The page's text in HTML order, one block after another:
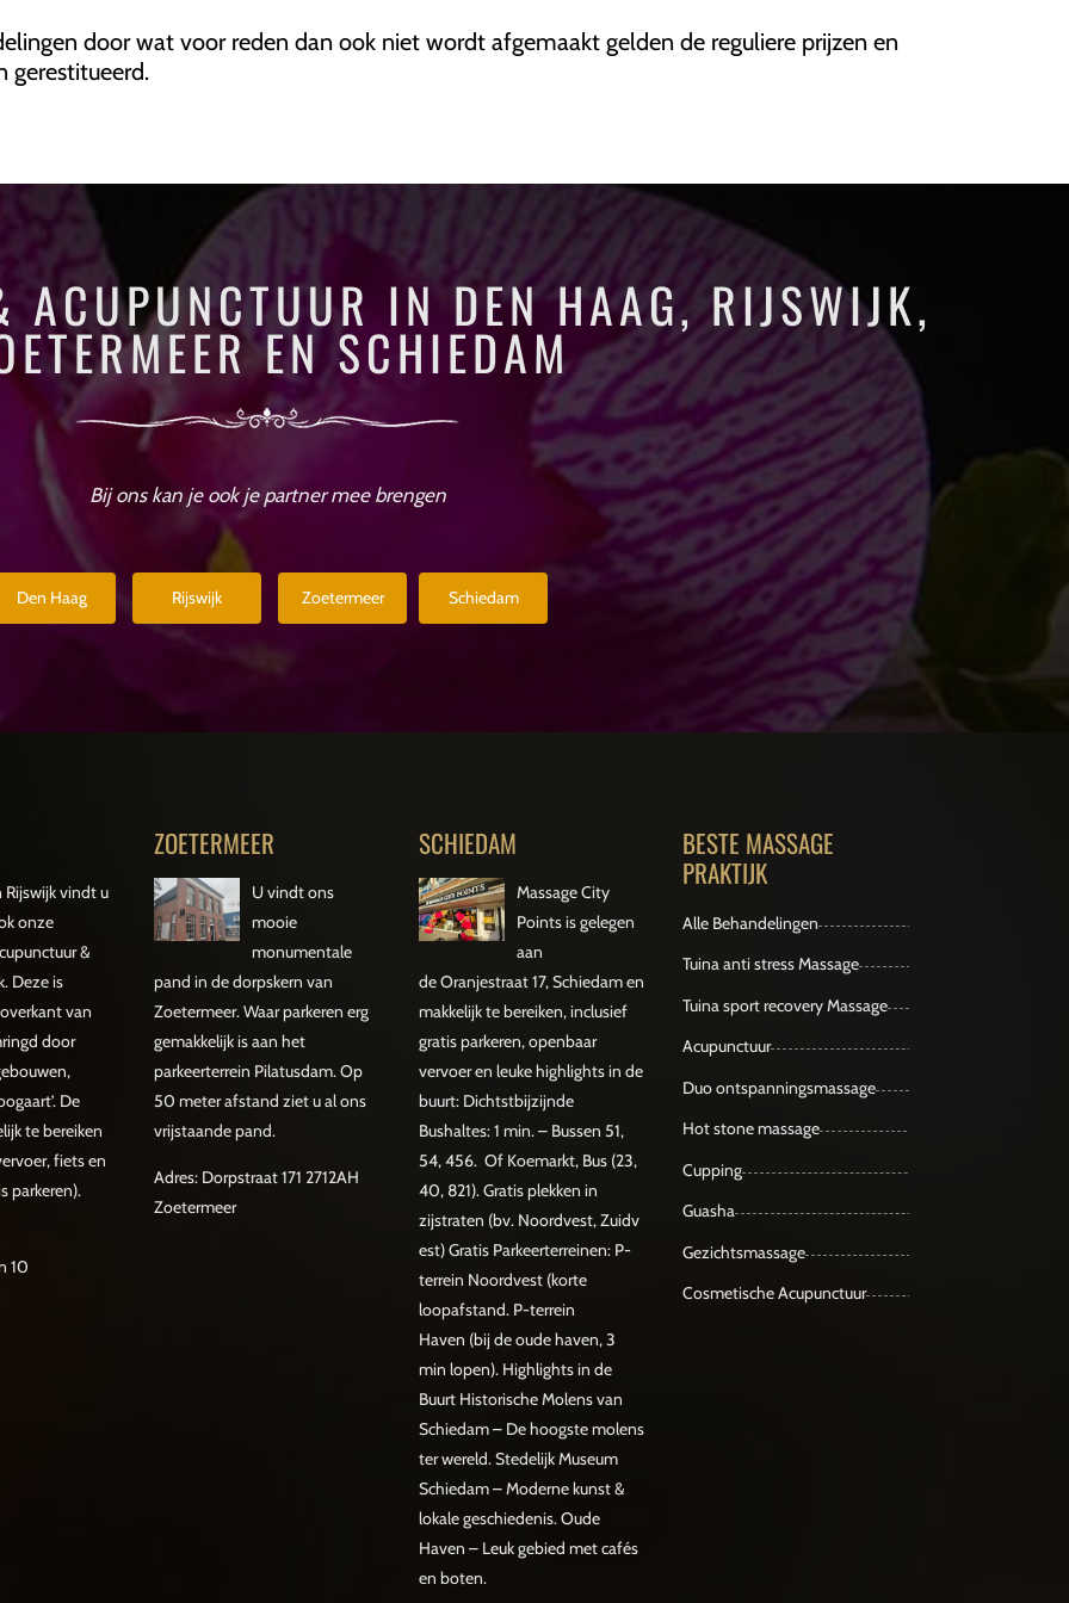
door wat voor reden dan ook niet wordt afgemaakt gelden de reguliere prijzen en
gerestitueerd.
ACUPUNCTUUR IN DEN HAAG, RIJSWIJK,
EN SCHIEDAM
Bij ons kan je ook je partner mee brengen
Den Haag Rijswijk Zoetermeer Schiedam
Rijswijk vindt u
onze
&
Deze is
van
door
De
te bereiken
fiets en
parkeren).
10
ZOETERMEER
U vindt ons
mooie
monumentale
pand in de dorpskern van
Zoetermeer. Waar parkeren erg
gemakkelijk is aan het
parkeerterrein Pilatusdam. Op
50 meter afstand ziet u al ons
vrijstaande pand.
Adres: Dorpstraat 171 2712AH
Zoetermeer
SCHIEDAM
Massage City
Points is gelegen
aan
de Oranjestraat 17, Schiedam en
makkelijk te bereiken, inclusief
gratis parkeren, openbaar
vervoer en leuke highlights in de
buurt: Dichtstbijzijnde
Bushaltes: 1 min. – Bussen 51,
54, 456. Of Koemarkt, Bus (23,
40, 821). Gratis plekken in
zijstraten (bv. Noordvest, Zuidv
est) Gratis Parkeerterreinen: P-
terrein Noordvest (korte
loopafstand. P-terrein
Haven (bij de oude haven, 3
min lopen). Highlights in de
Buurt Historische Molens van
Schiedam – De hoogste molens
ter wereld. Stedelijk Museum
Schiedam – Moderne kunst &
lokale geschiedenis. Oude
Haven – Leuk gebied met cafés
en boten.
BESTE MASSAGE
PRAKTIJK
Alle Behandelingen
Tuina anti stress Massage
Tuina sport recovery Massage
Acupunctuur
Duo ontspanningsmassage
Hot stone massage
Cupping
Guasha
Gezichtsmassage
Cosmetische Acupunctuur